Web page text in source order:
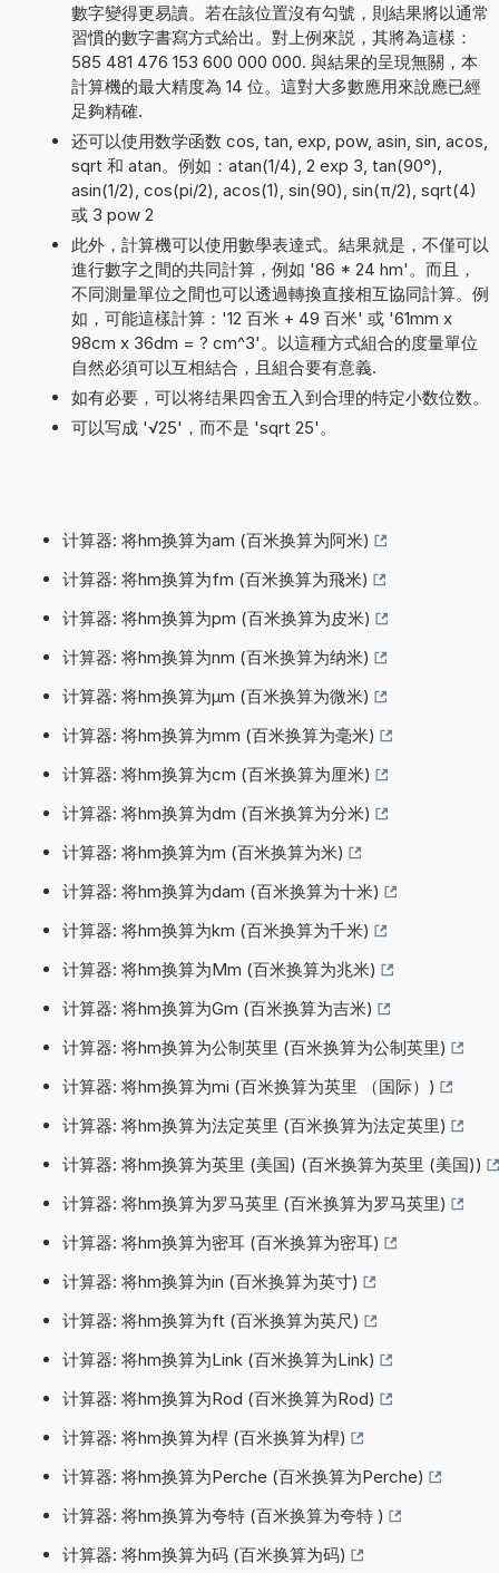
數字變得更易讀。若在該位置沒有勾號，則結果將以通常
習慣的數字書寫方式給出。對上例來説，其將為這樣：
585 481 476 153 600 000 000. 與結果的呈現無關，本
計算機的最大精度為 14 位。這對大多數應用來說應已經
足夠精確.
还可以使用数学函数 cos, tan, exp, pow, asin, sin, acos,
sqrt 和 atan。例如：atan(1/4), 2 exp 3, tan(90°),
asin(1/2), cos(pi/2), acos(1), sin(90), sin(π/2), sqrt(4)
或 3 pow 2
此外，計算機可以使用數學表達式。結果就是，不僅可以
進行數字之間的共同計算，例如 '86 * 24 hm'。而且，
不同測量單位之間也可以透過轉換直接相互協同計算。例
如，可能這樣計算：'12 百米 + 49 百米' 或 '61mm x
98cm x 36dm = ? cm^3'。以這種方式組合的度量單位
自然必須可以互相結合，且組合要有意義.
如有必要，可以将结果四舍五入到合理的特定小数位数。
可以写成 '√25'，而不是 'sqrt 25'。
计算器: 将hm换算为am (百米换算为阿米)
计算器: 将hm换算为fm (百米换算为飛米)
计算器: 将hm换算为pm (百米换算为皮米)
计算器: 将hm换算为nm (百米换算为纳米)
计算器: 将hm换算为µm (百米换算为微米)
计算器: 将hm换算为mm (百米换算为毫米)
计算器: 将hm换算为cm (百米换算为厘米)
计算器: 将hm换算为dm (百米换算为分米)
计算器: 将hm换算为m (百米换算为米)
计算器: 将hm换算为dam (百米换算为十米)
计算器: 将hm换算为km (百米换算为千米)
计算器: 将hm换算为Mm (百米换算为兆米)
计算器: 将hm换算为Gm (百米换算为吉米)
计算器: 将hm换算为公制英里 (百米换算为公制英里)
计算器: 将hm换算为mi (百米换算为英里 （国际）)
计算器: 将hm换算为法定英里 (百米换算为法定英里)
计算器: 将hm换算为英里 (美国) (百米换算为英里 (美国))
计算器: 将hm换算为罗马英里 (百米换算为罗马英里)
计算器: 将hm换算为密耳 (百米换算为密耳)
计算器: 将hm换算为in (百米换算为英寸)
计算器: 将hm换算为ft (百米换算为英尺)
计算器: 将hm换算为Link (百米换算为Link)
计算器: 将hm换算为Rod (百米换算为Rod)
计算器: 将hm换算为桿 (百米换算为桿)
计算器: 将hm换算为Perche (百米换算为Perche)
计算器: 将hm换算为夸特 (百米换算为夸特 )
计算器: 将hm换算为码 (百米换算为码)